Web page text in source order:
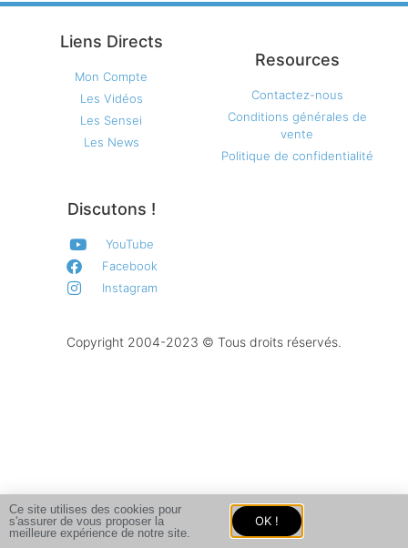
Liens Directs
Mon Compte
Les Vidéos
Les Sensei
Les News
Resources
Contactez-nous
Conditions générales de
vente
Politique de confidentialité
Discutons !
YouTube
Facebook
Instagram
Copyright 2004-2023 © Tous droits réservés.
Ce site utilises des cookies pour
s'assurer de vous proposer la
meilleure expérience de notre site.
OK !